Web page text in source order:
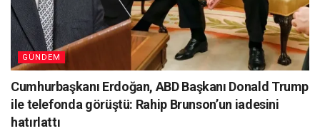
GÜNDEM
Cumhurbaşkanı Erdoğan, ABD Başkanı Donald Trump
ile telefonda görüştü: Rahip Brunson’un iadesini
hatırlattı